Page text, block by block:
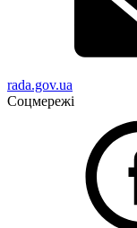
rada.gov.ua
Соцмережі